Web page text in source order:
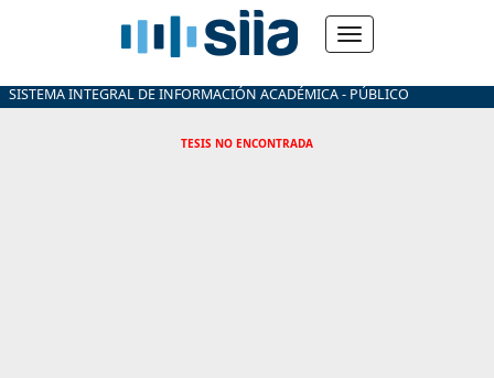
SISTEMA INTEGRAL DE INFORMACIÓN ACADÉMICA - PÚBLICO
TESIS NO ENCONTRADA